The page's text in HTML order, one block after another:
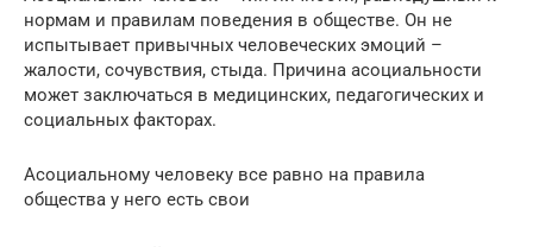
нормам и правилам поведения в обществе. Он не
испытывает привычных человеческих эмоций –
жалости, сочувствия, стыда. Причина асоциальности
может заключаться в медицинских, педагогических и
социальных факторах.
Асоциальному человеку все равно на правила
общества у него есть свои